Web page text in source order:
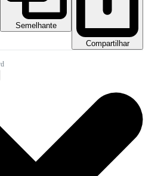
Semelhante
Compartilhar